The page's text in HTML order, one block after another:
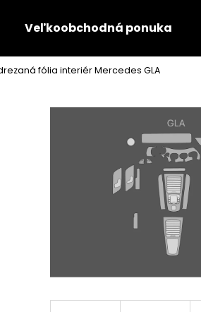
Veľkoobchodná ponuka
fólia interiér Mercedes GLA
Čo potrebujete
Odporúčame